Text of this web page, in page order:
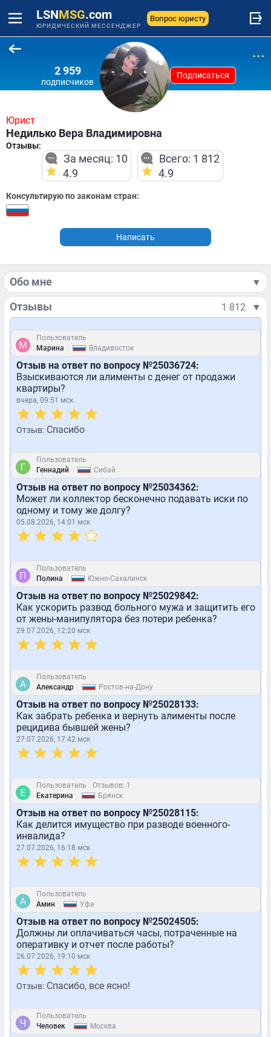
LSNMSG.com
ЮРИДИЧЕСКИЙ МЕССЕНДЖЕР
Вопрос юристу
2 959
подписчиков
Подписаться
...
Юрист
Недилько Вера Владимировна
Отзывы:
За месяц: 10
4.9
Всего: 1 812
4.9
Консультирую по законам стран:
Написать
Обо мне ▼
Отзывы 1 812 ▼
Пользователь
Марина
Владивосток
Отзыв на ответ по вопросу №25036724:
Взыскиваются ли алименты с денег от продажи
квартиры?
вчера, 09:51 мск
Отзыв: Спасибо
Пользователь
Геннадий
Сибай
Отзыв на ответ по вопросу №25034362:
Может ли коллектор бесконечно подавать иски по
одному и тому же долгу?
05.08.2026, 14:01 мск
Пользователь
Полина
Южно-Сахалинск
Отзыв на ответ по вопросу №25029842:
Как ускорить развод больного мужа и защитить его
от жены-манипулятора без потери ребенка?
29.07.2026, 12:20 мск
Пользователь
Александр
Ростов-на-Дону
Отзыв на ответ по вопросу №25028133:
Как забрать ребенка и вернуть алименты после
рецидива бывшей жены?
27.07.2026, 17:42 мск
Пользователь
Отзывов: 1
Екатерина
Брянск
Отзыв на ответ по вопросу №25028115:
Как делится имущество при разводе военного-
инвалида?
27.07.2026, 16:18 мск
Пользователь
Амин
Уфа
Отзыв на ответ по вопросу №25024505:
Должны ли оплачиваться часы, потраченные на
оперативку и отчет после работы?
26.07.2026, 19:10 мск
Отзыв: Спасибо, все ясно!
Пользователь
Человек
Москва